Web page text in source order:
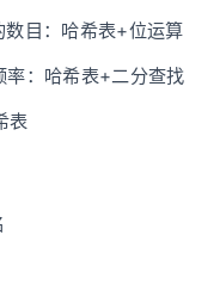
目：哈希表+位运算
：哈希表+二分查找
表